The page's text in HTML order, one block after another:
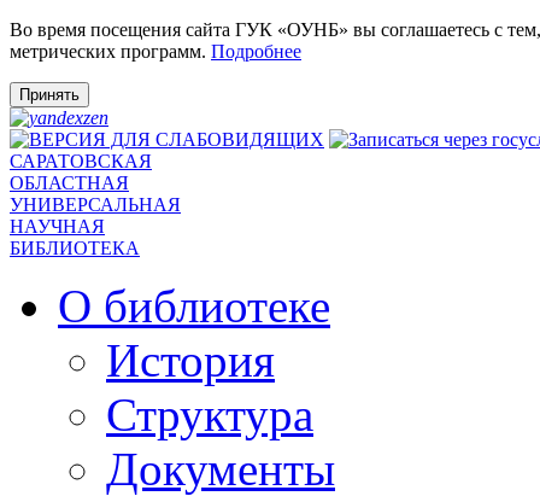
Во время посещения сайта ГУК «ОУНБ» вы соглашаетесь с
метрических программ. Подробнее
Принять
САРАТОВСКАЯ
ОБЛАСТНАЯ
УНИВЕРСАЛЬНАЯ
НАУЧНАЯ
БИБЛИОТЕКА
О библиотеке
История
Структура
Документы